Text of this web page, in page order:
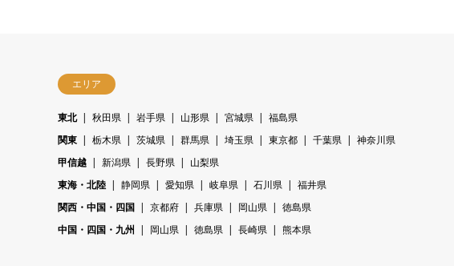
エリア
東北 秋田県 岩手県 山形県 宮城県
福島県
関東
栃木県 茨城県 群馬県 埼玉県 東京都 千葉県
神奈川県
甲信越
新潟県 長野県
山梨県
東海・北陸
静岡県 愛知県 岐阜県 石川県
福井県
関西・中国・四国
京都府 兵庫県 岡山県
徳島県
中国・四国・九州
岡山県 徳島県 長崎県 熊本県